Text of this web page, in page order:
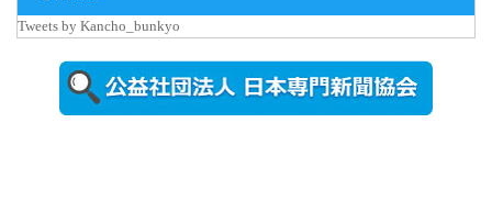
ォトスポッ
ト （8...
Tweets by Kancho_bunkyo